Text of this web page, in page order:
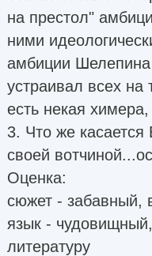
на престол"
ними
амбиции
устраивал всех
есть некая
3. Что же
своей
Оценка:
сюжет - забавный,
язык -
литературу